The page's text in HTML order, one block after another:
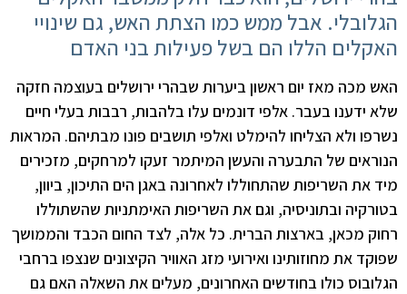
הגלובלי. אבל ממש כמו הצתת האש, גם שינויי
האקלים הללו הם בשל פעילות בני האדם
האש מכה מאז יום ראשון ביערות שבהרי ירושלים בעוצמה חזקה
שלא ידענו בעבר. אלפי דונמים עלו בלהבות, רבבות בעלי חיים
נשרפו ולא הצליחו להימלט ואלפי תושבים פונו מבתיהם. המראות
הנוראים של התבערה והעשן המיתמר זעקו למרחקים, מזכירים
מיד את השריפות שהתחוללו לאחרונה באגן הים התיכון, ביוון,
בטורקיה ובתוניסיה, וגם את השריפות האימתניות שהשתוללו
רחוק מכאן, בארצות הברית. כל אלה, לצד החום הכבד והממושך
שפוקד את מחוזותינו ואירועי מזג האוויר הקיצונים שנצפו ברחבי
הגלובוס כולו בחודשים האחרונים, מעלים את השאלה האם גם